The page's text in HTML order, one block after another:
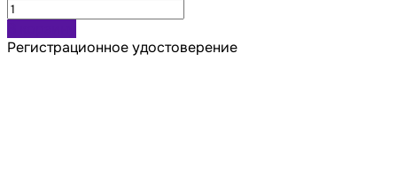
Регистрационное удостоверение